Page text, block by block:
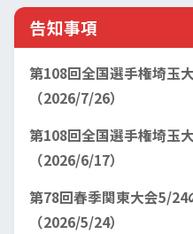
告知事項
第108回全国選手権埼玉
（2026/7/26）
第108回全国選手権埼玉
（2026/6/17）
第78回春季関東大会5/24
（2026/5/24）